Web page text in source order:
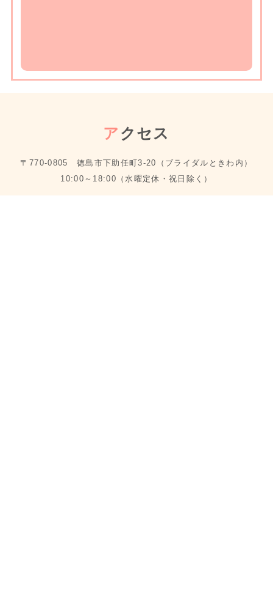
ア クセス
〒770-0805 徳島市下助任町3-20（ブライダルときわ内）
10:00～18:00（水曜定休・祝日除く）